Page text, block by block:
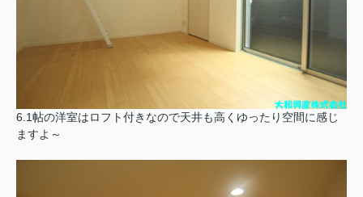
6.1帖の洋室はロフト付きなので天井も高くゆったり空間に感じ
ますよ～